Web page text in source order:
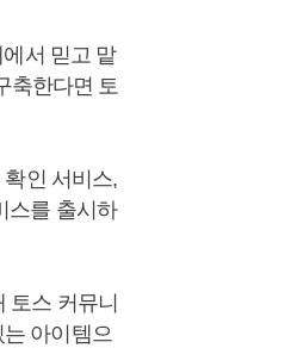
서 믿고 맡
축한다면 토
인 서비스,
스를 출시하
토스 커뮤니
아이템으